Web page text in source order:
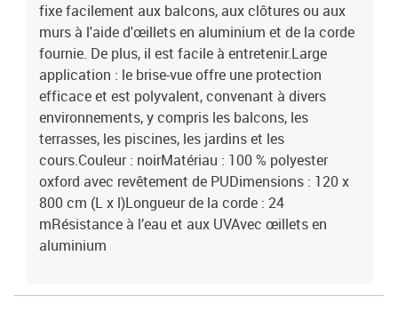
fixe facilement aux balcons, aux clôtures ou aux
murs à l'aide d'œillets en aluminium et de la corde
fournie. De plus, il est facile à entretenir.Large
application : le brise-vue offre une protection
efficace et est polyvalent, convenant à divers
environnements, y compris les balcons, les
terrasses, les piscines, les jardins et les
cours.Couleur : noirMatériau : 100 % polyester
oxford avec revêtement de PUDimensions : 120 x
800 cm (L x l)Longueur de la corde : 24
mRésistance à l’eau et aux UVAvec œillets en
aluminium